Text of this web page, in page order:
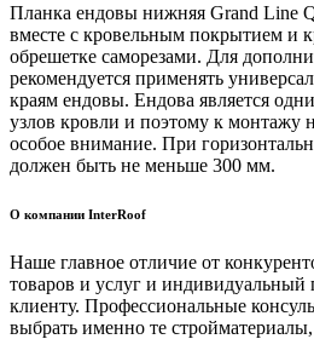
Планка ендовы нижняя Grand Line
вместе с кровельным покрытием и
обрешетке саморезами. Для
рекомендуется применять
краям ендовы. Ендова является
узлов кровли и поэтому к монтажу
особое внимание. При
должен быть не меньше 300 мм.
О компании InterRoof
Наше главное отличие от
товаров и услуг и индивидуальный
клиенту. Профессиональные
выбрать именно те